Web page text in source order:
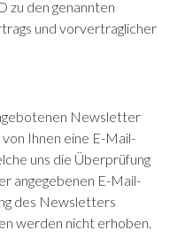
zu den genannten
und vorvertraglicher
Newsletter
Ihnen eine E-Mail-
uns die Überprüfung
angegebenen E-Mail-
des Newsletters
werden nicht erhoben.